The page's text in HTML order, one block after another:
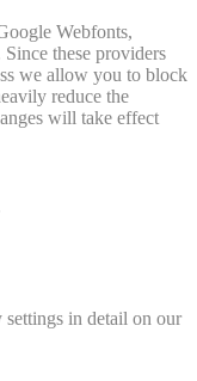
Webfonts,
these providers
we allow you to block
reduce the
will take effect
in detail on our